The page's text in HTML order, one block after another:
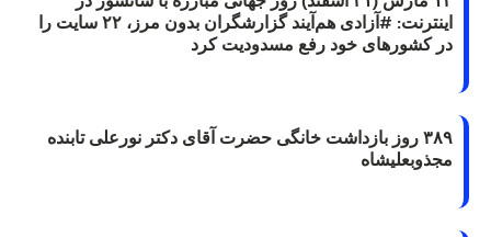
اینترنت: #آزادی هم‌آیند گزارشگران‌ بدون مرز، ۲۲ سایت را
در کشورهای خود رفع مسدودیت کرد
۳۸۹ روز بازداشت خانگی حضرت آقای دکتر نورعلی تابنده
مجذوبعلیشاه